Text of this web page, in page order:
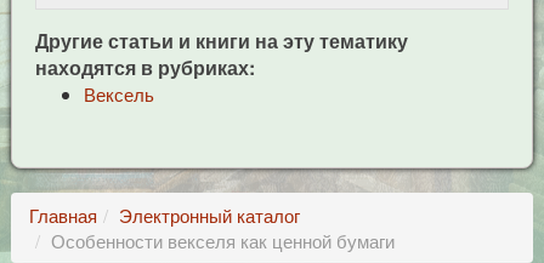
Другие статьи и книги на эту тематику
находятся в рубриках:
Вексель
Главная
Электронный каталог
Особенности векселя как ценной бумаги